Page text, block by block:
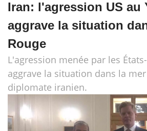
Iran: l'agression US au
aggrave la situation
Rouge
L'agression menée par les
aggrave la situation dans la
diplomate iranien.